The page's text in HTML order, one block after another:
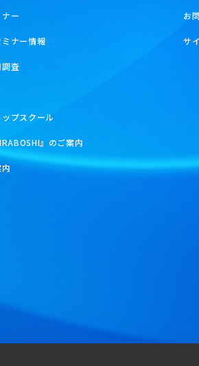
ー
ナー情報
査
プスクール
』のご案内
お
サ